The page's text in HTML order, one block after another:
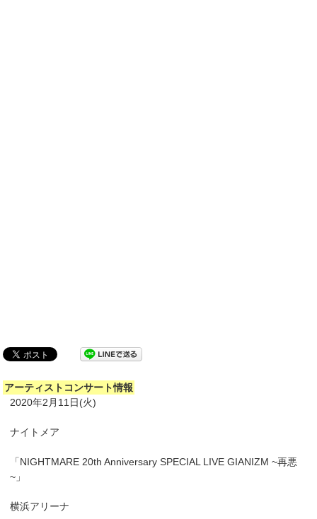
アーティストコンサート情報
2020年2月11日(火)
ナイトメア
「NIGHTMARE 20th Anniversary SPECIAL LIVE GIANIZM ~再悪
~」
横浜アリーナ